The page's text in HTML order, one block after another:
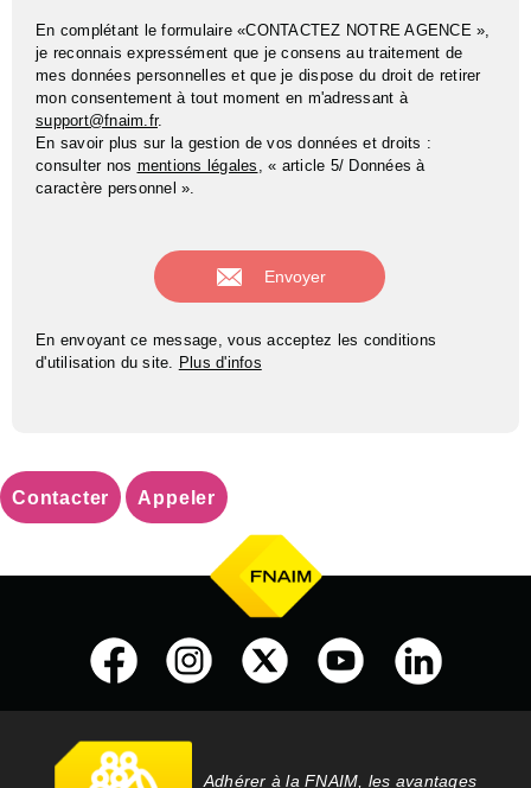
En complétant le formulaire «CONTACTEZ NOTRE AGENCE »,
je reconnais expressément que je consens au traitement de
mes données personnelles et que je dispose du droit de retirer
mon consentement à tout moment en m'adressant à
support@fnaim.fr.
En savoir plus sur la gestion de vos données et droits :
consulter nos mentions légales , « article 5/ Données à
caractère personnel ».
En envoyant ce message, vous acceptez les conditions
d'utilisation du site. Plus d'infos
Contacter Appeler
Adhérer à la FNAIM, les avantages